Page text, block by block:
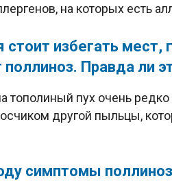
на которых есть
избегать мест,
Правда ли
пух очень редко
другой пыльцы,
симптомы